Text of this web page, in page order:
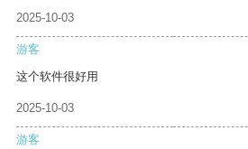
2025-10-03
游客
这个软件很好用
2025-10-03
游客